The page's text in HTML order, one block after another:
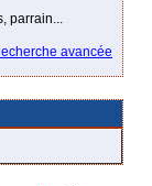
parrain...
avancée